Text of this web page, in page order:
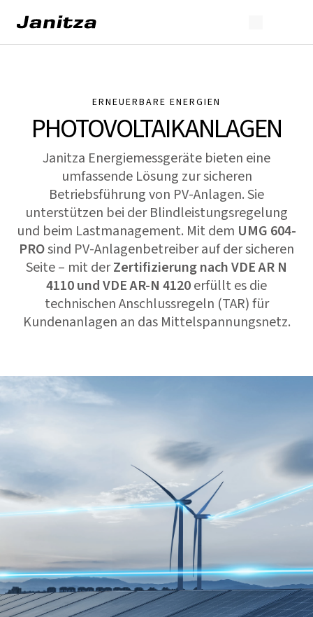
ERNEUERBARE ENERGIEN
PHOTOVOLTAIKANLAGEN
Janitza Energiemessgeräte bieten eine
umfassende Lösung zur sicheren
Betriebsführung von PV-Anlagen. Sie
unterstützen bei der Blindleistungsregelung
und beim Lastmanagement. Mit dem UMG 604-
PROsind PV-Anlagenbetreiber auf der sicheren
Seite – mit derZertifizierung nach VDE AR N
4110und VDE AR-N 4120erfüllt es die
technischen Anschlussregeln (TAR) für
Kundenanlagen an das Mittelspannungsnetz.